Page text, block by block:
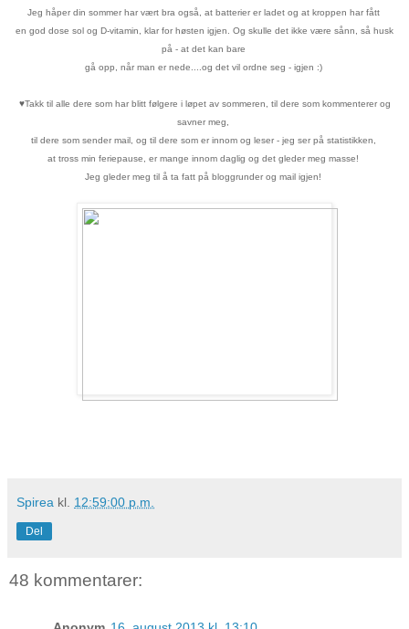
Jeg håper din sommer har vært bra også, at batterier er ladet og at kroppen har fått
en god dose sol og D-vitamin, klar for høsten igjen. Og skulle det ikke være sånn, så husk
på - at det kan bare
gå opp, når man er nede....og det vil ordne seg - igjen :)
♥Takk til alle dere som har blitt følgere i løpet av sommeren, til dere som kommenterer og
savner meg,
til dere som sender mail, og til dere som er innom og leser - jeg ser på statistikken,
at tross min feriepause, er mange innom daglig og det gleder meg masse!
Jeg gleder meg til å ta fatt på bloggrunder og mail igjen!
Spirea kl. 12:59:00 p.m.
Del
48 kommentarer: